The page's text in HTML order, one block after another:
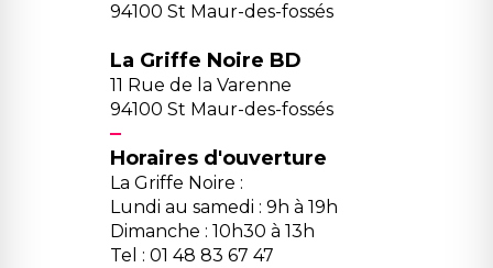
94100 St Maur-des-fossés
La Griffe Noire BD
11 Rue de la Varenne
94100 St Maur-des-fossés
Horaires d'ouverture
La Griffe Noire :
Lundi au samedi : 9h à 19h
Dimanche : 10h30 à 13h
Tel : 01 48 83 67 47